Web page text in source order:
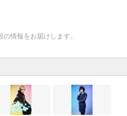
情報をお届けします。